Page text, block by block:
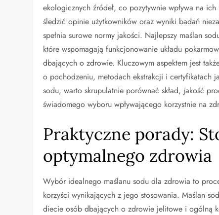
ekologicznych źródeł, co pozytywnie wpływa na
śledzić opinie użytkowników oraz wyniki badań
spełnia surowe normy jakości. Najlepszy maślan
które wspomagają funkcjonowanie układu
dbających o zdrowie. Kluczowym aspektem jest
o pochodzeniu, metodach ekstrakcji i certyfikatach
sodu, warto skrupulatnie porównać skład, jakość
świadomego wyboru wpływającego korzystnie na
Praktyczne porady:
optymalnego zdrowia
Wybór idealnego maślanu sodu dla zdrowia to
korzyści wynikających z jego stosowania. Maślan
diecie osób dbających o zdrowie jelitowe i ogólną